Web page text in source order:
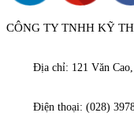
CÔNG TY TNHH KỸ
Địa chỉ: 121 Văn
Điện thoại: (028)